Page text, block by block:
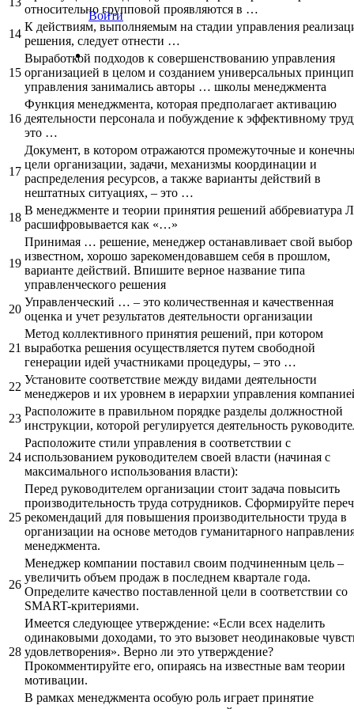
Войти
относительно групповой проявляются в …
14
К действиям, выполняемым на стадии управления
решения, следует отнести …
15
Выработкой подходов к совершенствованию управления
организацией в целом и созданием универсальных
управления занимались авторы … школы менеджмента
16
Функция менеджмента, которая предполагает активацию
деятельности персонала и побуждение к эффективному
это …
17
Документ, в котором отражаются промежуточные и
цели организации, задачи, механизмы координации и
распределения ресурсов, а также варианты действий в
нештатных ситуациях, – это …
18
В менеджменте и теории принятия решений аббревиатура
расшифровывается как «…»
19
Принимая … решение, менеджер останавливает свой выбор
известном, хорошо зарекомендовавшем себя в прошлом,
варианте действий. Впишите верное название типа
управленческого решения
20
Управленческий … – это количественная и качественная
оценка и учет результатов деятельности организации
21
Метод коллективного принятия решений, при котором
выработка решения осуществляется путем свободной
генерации идей участниками процедуры, – это …
22
Установите соответствие между видами деятельности
менеджеров и их уровнем в иерархии управления
23
Расположите в правильном порядке разделы должностной
инструкции, которой регулируется деятельность
24
Расположите стили управления в соответствии с
использованием руководителем своей власти (начиная с
максимального использования власти):
25
Перед руководителем организации стоит задача повысить
производительность труда сотрудников. Сформируйте
рекомендаций для повышения производительности труда в
организации на основе методов гуманитарного
менеджмента.
26
Менеджер компании поставил своим подчиненным цель –
увеличить объем продаж в последнем квартале года.
Определите качество поставленной цели в соответствии со
SMART-критериями.
28
Имеется следующее утверждение: «Если всех наделить
одинаковыми доходами, то это вызовет неодинаковые
удовлетворения». Верно ли это утверждение?
Прокомментируйте его, опираясь на известные вам теории
мотивации.
В рамках менеджмента особую роль играет принятие